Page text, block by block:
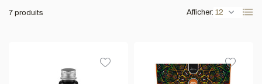
7 produits Afficher: